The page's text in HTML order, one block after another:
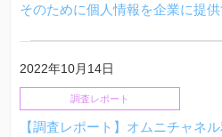
そのために個人情報を企業に提
2022年10月14日
調査レポート
【調査レポート】オムニチャネ